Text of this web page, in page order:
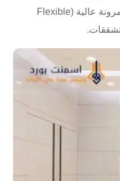
باستخدام مواد تشطيب سائلة ذات مرونة عالية (Flexible